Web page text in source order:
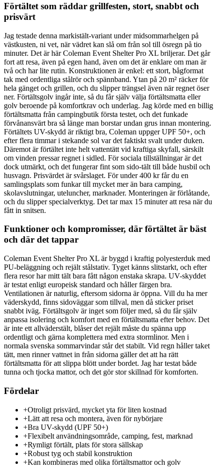
Förtältet som räddar grillfesten, stort, snabbt och
prisvärt
Jag testade denna markistält-variant under midsommarhelgen på
västkusten, ni vet, när vädret kan slå om från sol till ösregn på tio
minuter. Det är här Coleman Event Shelter Pro XL briljerar. Det går
fort att resa, även på egen hand, även om det är enklare om man är
två och har lite rutin. Konstruktionen är enkel: ett stort, bågformat
tak med ordentliga stålrör och spännband. Ytan på 20 m² räcker för
hela gänget och grillen, och du slipper trängsel även när regnet öser
ner. Förtältsgolv ingår inte, så du får själv välja förtältsmatta eller
golv beroende på komfortkrav och underlag. Jag körde med en billig
förtältsmatta från campingbutik första testet, och det funkade
förvånansvärt bra så länge man borstar undan grus innan montering.
Förtältets UV-skydd är riktigt bra, Coleman uppger UPF 50+, och
efter flera timmar i stekande sol var det faktiskt svalt under duken.
Däremot är förtältet inte helt vattentätt vid kraftiga skyfall, särskilt
om vinden pressar regnet i sidled. För sociala tillställningar är det
dock utmärkt, och det fungerar fint som sido-tält till både husbil och
husvagn. Prisvärdet är svårslaget. För under 400 kr får du en
samlingsplats som funkar till mycket mer än bara camping,
skolavslutningar, uteluncher, marknader. Monteringen är förlåtande,
och du slipper specialverktyg. Det tar max 15 minuter att resa när du
fått in snitsen.
Funktioner och kompromisser, där förtältet är bäst
och där det tappar
Coleman Event Shelter Pro XL är byggd i kraftig polyesterduk med
PU-beläggning och rejält stålstativ. Tyget känns slitstarkt, och efter
flera resor har mitt tält bara fått någon enstaka skrapa. UV-skyddet
är testat enligt europeisk standard och håller färgen bra.
Ventilationen är naturlig, eftersom sidorna är öppna. Vill du ha mer
väderskydd, finns sidoväggar som tillval, men då sticker priset
snabbt iväg. Förtältsgolv är inget som följer med, så du får själv
anpassa isolering och komfort med en förtältsmatta efter behov. Det
är inte ett allväderstält, blåser det rejält måste du spänna upp
ordentligt och gärna komplettera med extra stormlinor. Men i
normala svenska sommarvindar står det stabilt. Vid regn håller taket
tätt, men rinner vattnet in från sidorna gäller det att ha rätt
förtältsmatta för att slippa blött under bordet. Jag har testat både
tunna och tjocka mattor, och det gör stor skillnad för komforten.
Fördelar
+Otroligt prisvärd, mycket yta för liten kostnad
+Lätt att resa och montera, även för nybörjare
+Bra UV-skydd (UPF 50+)
+Flexibelt användningsområde, camping, fest, marknad
+Rymligt förtält, plats för stora sällskap
+Robust tyg och stabil konstruktion
+Kan kombineras med olika förtältsmattor och golv